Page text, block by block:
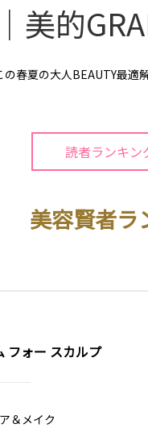
美的
の春夏の大人BEAUTY最
読者ランキン
美容賢者ラ
フォー スカルプ
＆メイク